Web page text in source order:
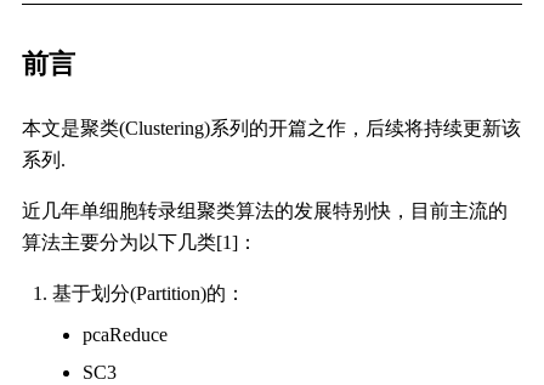
前言
本文是聚类(Clustering)系列的开篇之作，后续将持续更新该
系列.
近几年单细胞转录组聚类算法的发展特别快，目前主流的
算法主要分为以下几类[1]：
基于划分(Partition)的：
pcaReduce
SC3